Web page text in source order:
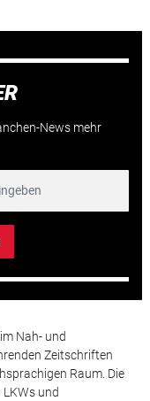
News mehr
Nah- und
Zeitschriften
Raum. Die
und